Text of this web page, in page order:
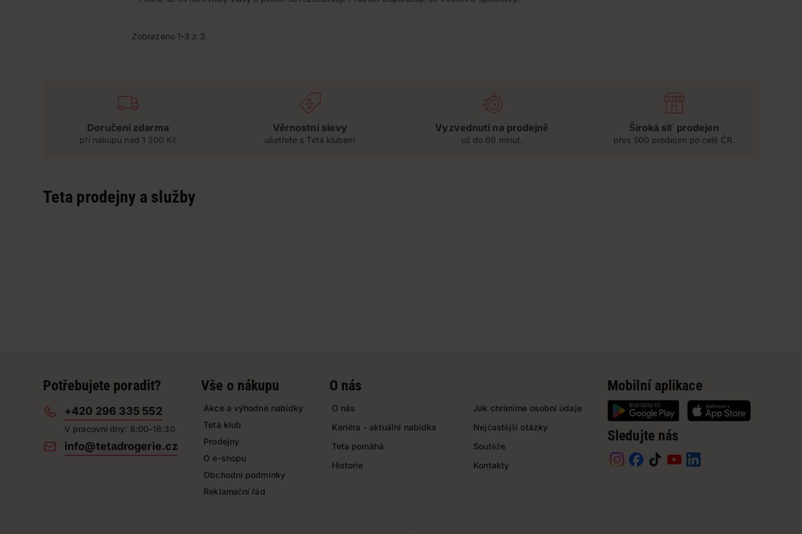
Zobrazeno 1-3 z 3
Doručení zdarma
při nákupu nad 1 200 Kč
Věrnostní slevy
ušetřete s Teta klubem
Vyzvednutí na prodejně
už do 60 minut.
Široká síť prodejen
přes 500 prodejen po celé ČR.
Teta prodejny a služby
Potřebujete poradit?
+420 296 335 552
V pracovní dny: 8:00–16:30
info@tetadrogerie.cz
Vše o nákupu
Akce a výhodné nabídky
Teta klub
Prodejny
O e-shopu
Obchodní podmínky
Reklamační řád
O nás
O nás
Kariéra - aktuální nabídka
Teta pomáhá
Historie
Jak chráníme osobní údaje
Nejčastější otázky
Soutěže
Kontakty
Mobilní aplikace
Sledujte nás